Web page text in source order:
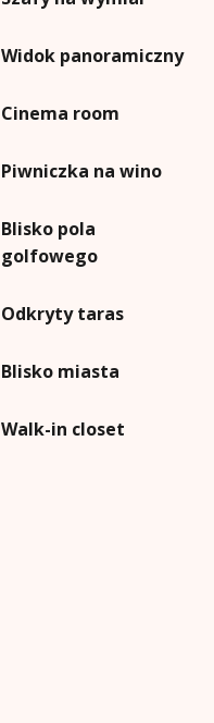
Widok panoramiczny
Cinema room
Piwniczka na wino
Blisko pola
golfowego
Odkryty taras
Blisko miasta
Walk-in closet